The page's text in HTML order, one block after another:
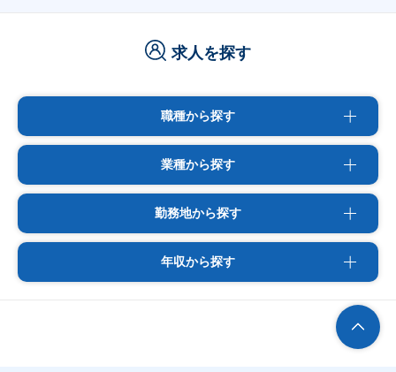
求人を探す
職種から探す
業種から探す
勤務地から探す
年収から探す